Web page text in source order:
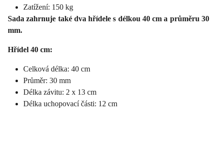
Zatížení: 150 kg
Sada zahrnuje také dva hřídele s délkou 40 cm a průměru 30
mm.
Hřídel 40 cm:
Celková délka: 40 cm
Průměr: 30 mm
Délka závitu: 2 x 13 cm
Délka uchopovací části: 12 cm